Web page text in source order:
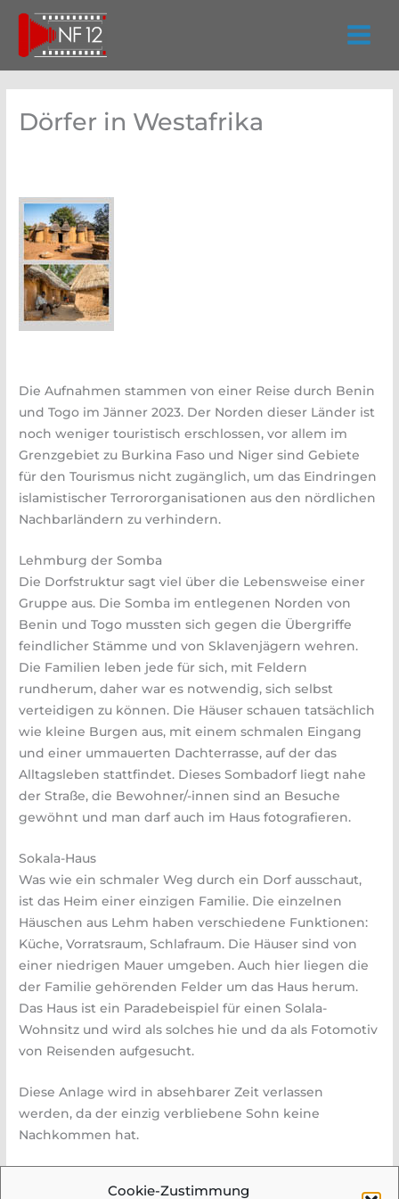
Cookie-Zustimmung
springen
Dörfer in Westafrika
Die Aufnahmen stammen von einer Reise durch Benin
und Togo im Jänner 2023. Der Norden dieser Länder ist
noch weniger touristisch erschlossen, vor allem im
Grenzgebiet zu Burkina Faso und Niger sind Gebiete
für den Tourismus nicht zugänglich, um das Eindringen
islamistischer Terrororganisationen aus den nördlichen
Nachbarländern zu verhindern.
Lehmburg der Somba
Die Dorfstruktur sagt viel über die Lebensweise einer
Gruppe aus. Die Somba im entlegenen Norden von
Benin und Togo mussten sich gegen die Übergriffe
feindlicher Stämme und von Sklavenjägern wehren.
Die Familien leben jede für sich, mit Feldern
rundherum, daher war es notwendig, sich selbst
verteidigen zu können. Die Häuser schauen tatsächlich
wie kleine Burgen aus, mit einem schmalen Eingang
und einer ummauerten Dachterrasse, auf der das
Alltagsleben stattfindet. Dieses Sombadorf liegt nahe
der Straße, die Bewohner/-innen sind an Besuche
gewöhnt und man darf auch im Haus fotografieren.
Sokala-Haus
Was wie ein schmaler Weg durch ein Dorf ausschaut,
ist das Heim einer einzigen Familie. Die einzelnen
Häuschen aus Lehm haben verschiedene Funktionen:
Küche, Vorratsraum, Schlafraum. Die Häuser sind von
einer niedrigen Mauer umgeben. Auch hier liegen die
der Familie gehörenden Felder um das Haus herum.
Das Haus ist ein Paradebeispiel für einen Solala-
Wohnsitz und wird als solches hie und da als Fotomotiv
von Reisenden aufgesucht.
Diese Anlage wird in absehbarer Zeit verlassen
werden, da der einzig verbliebene Sohn keine
Nachkommen hat.